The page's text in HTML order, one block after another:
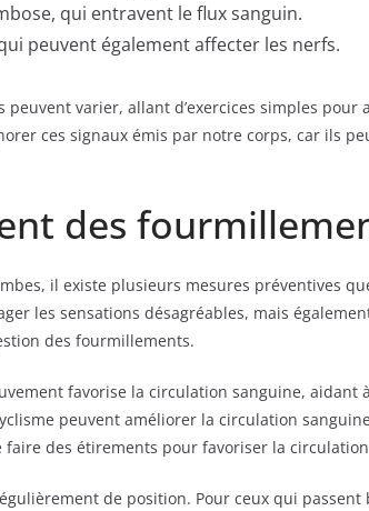
qui entravent le flux sanguin.
peuvent également affecter les nerfs.
varier, allant d’exercices simples
ces signaux émis par notre corps, car ils
des
il existe plusieurs mesures préventives
les sensations désagréables, mais
des fourmillements.
favorise la circulation sanguine,
peuvent améliorer la circulation
des étirements pour favoriser la
de position. Pour ceux qui